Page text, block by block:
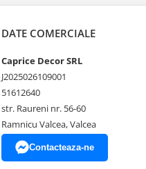
DATE COMERCIALE
Caprice Decor SRL
J2025026109001
51612640
str. Raureni nr. 56-60
Ramnicu Valcea, Valcea
Contacteaza-ne